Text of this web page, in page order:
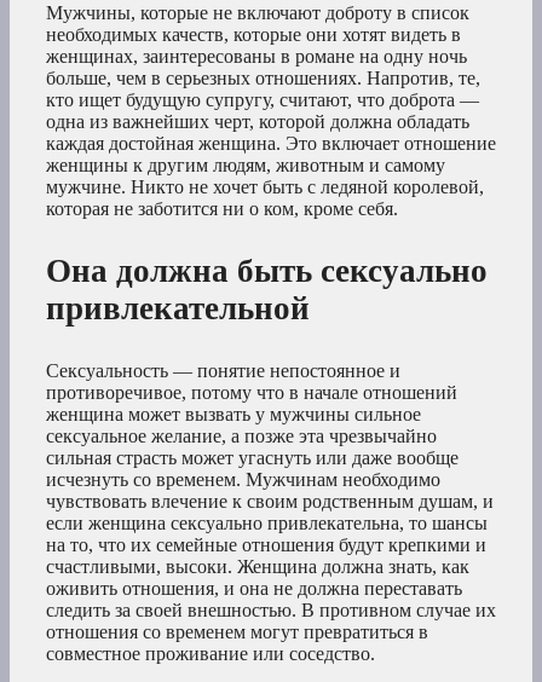
Мужчины, которые не включают доброту в список
необходимых качеств, которые они хотят видеть в
женщинах, заинтересованы в романе на одну ночь
больше, чем в серьезных отношениях. Напротив, те,
кто ищет будущую супругу, считают, что доброта —
одна из важнейших черт, которой должна обладать
каждая достойная женщина. Это включает отношение
женщины к другим людям, животным и самому
мужчине. Никто не хочет быть с ледяной королевой,
которая не заботится ни о ком, кроме себя.
Она должна быть сексуально
привлекательной
Сексуальность — понятие непостоянное и
противоречивое, потому что в начале отношений
женщина может вызвать у мужчины сильное
сексуальное желание, а позже эта чрезвычайно
сильная страсть может угаснуть или даже вообще
исчезнуть со временем. Мужчинам необходимо
чувствовать влечение к своим родственным душам, и
если женщина сексуально привлекательна, то шансы
на то, что их семейные отношения будут крепкими и
счастливыми, высоки. Женщина должна знать, как
оживить отношения, и она не должна переставать
следить за своей внешностью. В противном случае их
отношения со временем могут превратиться в
совместное проживание или соседство.